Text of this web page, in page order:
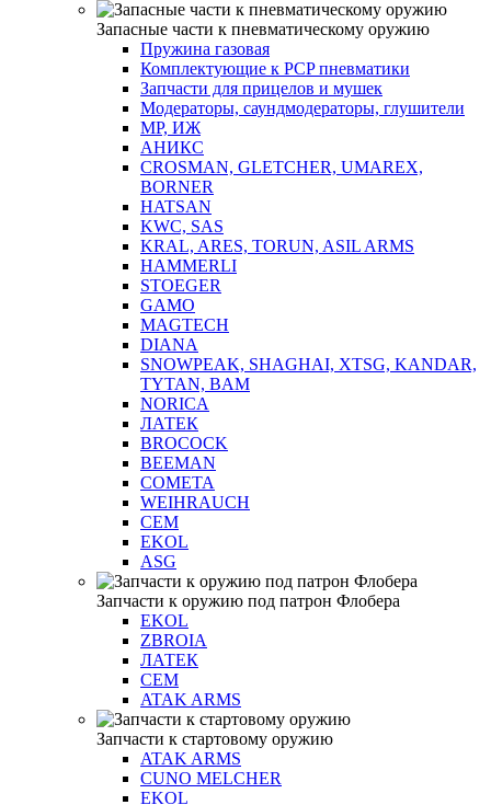
Запасные части к пневматическому оружию
Пружина газовая
Комплектующие к PCP пневматики
Запчасти для прицелов и мушек
Модераторы, саундмодераторы, глушители
МР, ИЖ
АНИКС
CROSMAN, GLETCHER, UMAREX,
BORNER
HATSAN
KWC, SAS
KRAL, ARES, TORUN, ASIL ARMS
HAMMERLI
STOEGER
GAMO
MAGTECH
DIANA
SNOWPEAK, SHAGHAI, XTSG, KANDAR,
TYTAN, BAM
NORICA
ЛАТЕК
BROCOCK
BEEMAN
COMETA
WEIHRAUCH
СЕМ
EKOL
ASG
Запчасти к оружию под патрон Флобера
EKOL
ZBROIA
ЛАТЕК
СЕМ
ATAK ARMS
Запчасти к стартовому оружию
ATAK ARMS
CUNO MELCHER
EKOL